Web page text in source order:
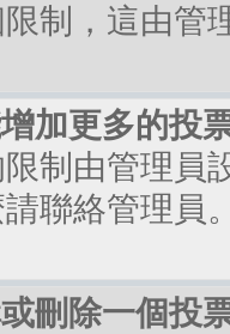
制，這由管
加更多的投
制由管理員
聯絡管理員
刪除一個投